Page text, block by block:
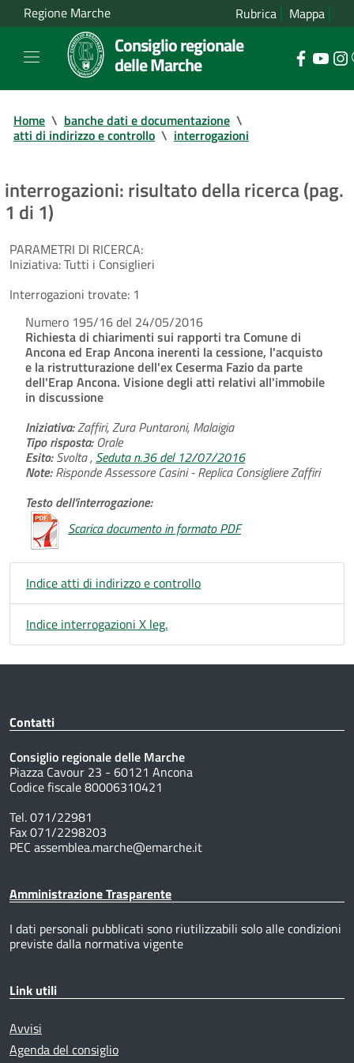
Regione Marche Rubrica Mappa
Consiglio regionale
delle Marche
Home \ banche dati e documentazione \
atti di indirizzo e controllo \ interrogazioni
interrogazioni: risultato della ricerca (pag.
1 di 1)
PARAMETRI DI RICERCA:
Iniziativa:Tutti i Consiglieri
Interrogazioni trovate: 1
Numero 195/16 del 24/05/2016
Richiesta di chiarimenti sui rapporti tra Comune di
Ancona ed Erap Ancona inerenti la cessione, l'acquisto
e la ristrutturazione dell'ex Ceserma Fazio da parte
dell'Erap Ancona. Visione degli atti relativi all'immobile
in discussione
Iniziativa:Zaffiri, Zura Puntaroni, Malaigia
Tipo risposta:Orale
Esito:Svolta , Seduta n.36 del 12/07/2016
Note:Risponde Assessore Casini - Replica Consigliere Zaffiri
Testo dell'interrogazione:
Scarica documento in formato PDF
Indice atti di indirizzo e controllo
Indice interrogazioni X leg.
Contatti
Consiglio regionale delle Marche
Piazza Cavour 23 - 60121 Ancona
Codice fiscale 80006310421
Tel. 071/22981
Fax 071/2298203
PEC assemblea.marche@emarche.it
Amministrazione Trasparente
I dati personali pubblicati sono riutilizzabili solo alle condizioni
previste dalla normativa vigente
Link utili
Avvisi
Agenda del consiglio